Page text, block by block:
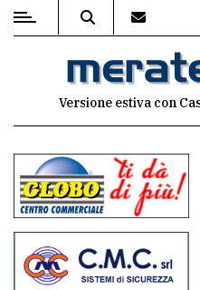
MENU
commenti
Contenuti
del
sito
Versione estiva con